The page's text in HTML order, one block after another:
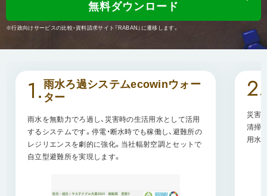
無料ダウンロード
※行政向けサービスの比較・資料請求サイト『RABAN』に遷移します。
1. 雨水ろ過システムecowinウォー
ター
雨水を無動力でろ過し、災害時の生活用水として活用
するシステムです。停電・断水時でも稼働し、避難所の
レジリエンスを劇的に強化。当社輻射空調とセットで
自立型避難所を実現します。
2.
災害
清掃
用水